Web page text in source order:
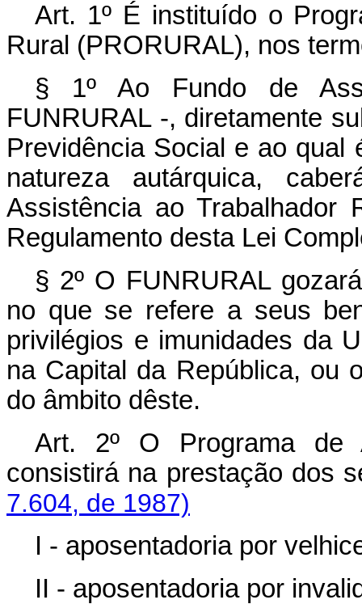
Art. 1º É instituído o
Rural (PRORURAL), nos
§ 1º Ao Fundo de
FUNRURAL -, diretamente
Previdência Social e ao qual
natureza autárquica,
Assistência ao
Regulamento desta Lei
§ 2º O FUNRURAL
no que se refere a seus
privilégios e imunidades da
na Capital da República, ou
do âmbito dêste.
Art. 2º O Programa de
consistirá na prestação
7.604, de 1987)
I - aposentadoria por
II - aposentadoria por